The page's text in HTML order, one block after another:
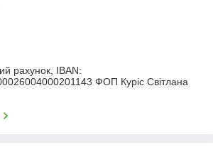
рахунок, IBAN:
ФОП Куріс Світлана